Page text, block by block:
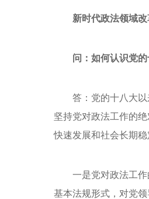
新时代政法领域
问：如何认识党
答：党的十八大
坚持党对政法工作的
快速发展和社会长期稳
一是党对政法工
基本法规形式，对党